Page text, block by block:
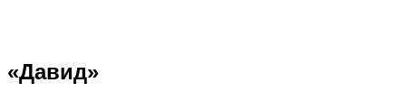
«Давид»